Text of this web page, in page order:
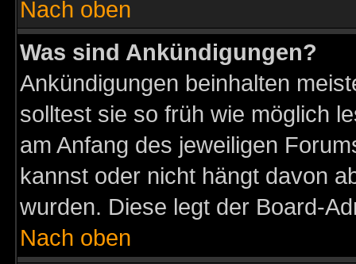
Nach oben
Was sind Ankündigungen?
Ankündigungen beinhalten
solltest sie so früh wie möglich
am Anfang des jeweiligen
kannst oder nicht hängt davon
wurden. Diese legt der Board-
Nach oben